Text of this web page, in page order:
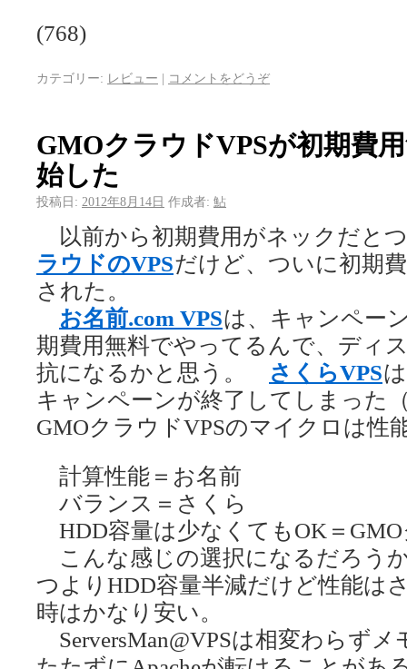
(768)
カテゴリー: レビュー | コメントをどうぞ
GMOクラウドVPSが初期費
始した
投稿日: 2012年8月14日 作成者: 鮎
以前から初期費用がネックだと
ラウドのVPSだけど、ついに初期
された。
お名前.com VPSは、キャンペー
期費用無料でやってるんで、ディ
抗になるかと思う。
さくらVPS
キャンペーンが終了してしまった
GMOクラウドVPSのマイクロは性
計算性能＝お名前
バランス＝さくら
HDD容量は少なくてもOK＝
こんな感じの選択になるだろう
つよりHDD容量半減だけど性能は
時はかなり安い。
ServersMan@VPSは相変わらず